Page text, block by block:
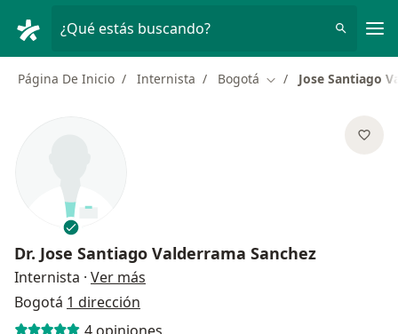
¿Qué estás buscando?
Página De Inicio Internista Bogotá Cambiar de ciudad
Jose Santiago
Dr. Jose Santiago Valderrama Sanchez
Internista · Ver más
Bogotá 1 dirección